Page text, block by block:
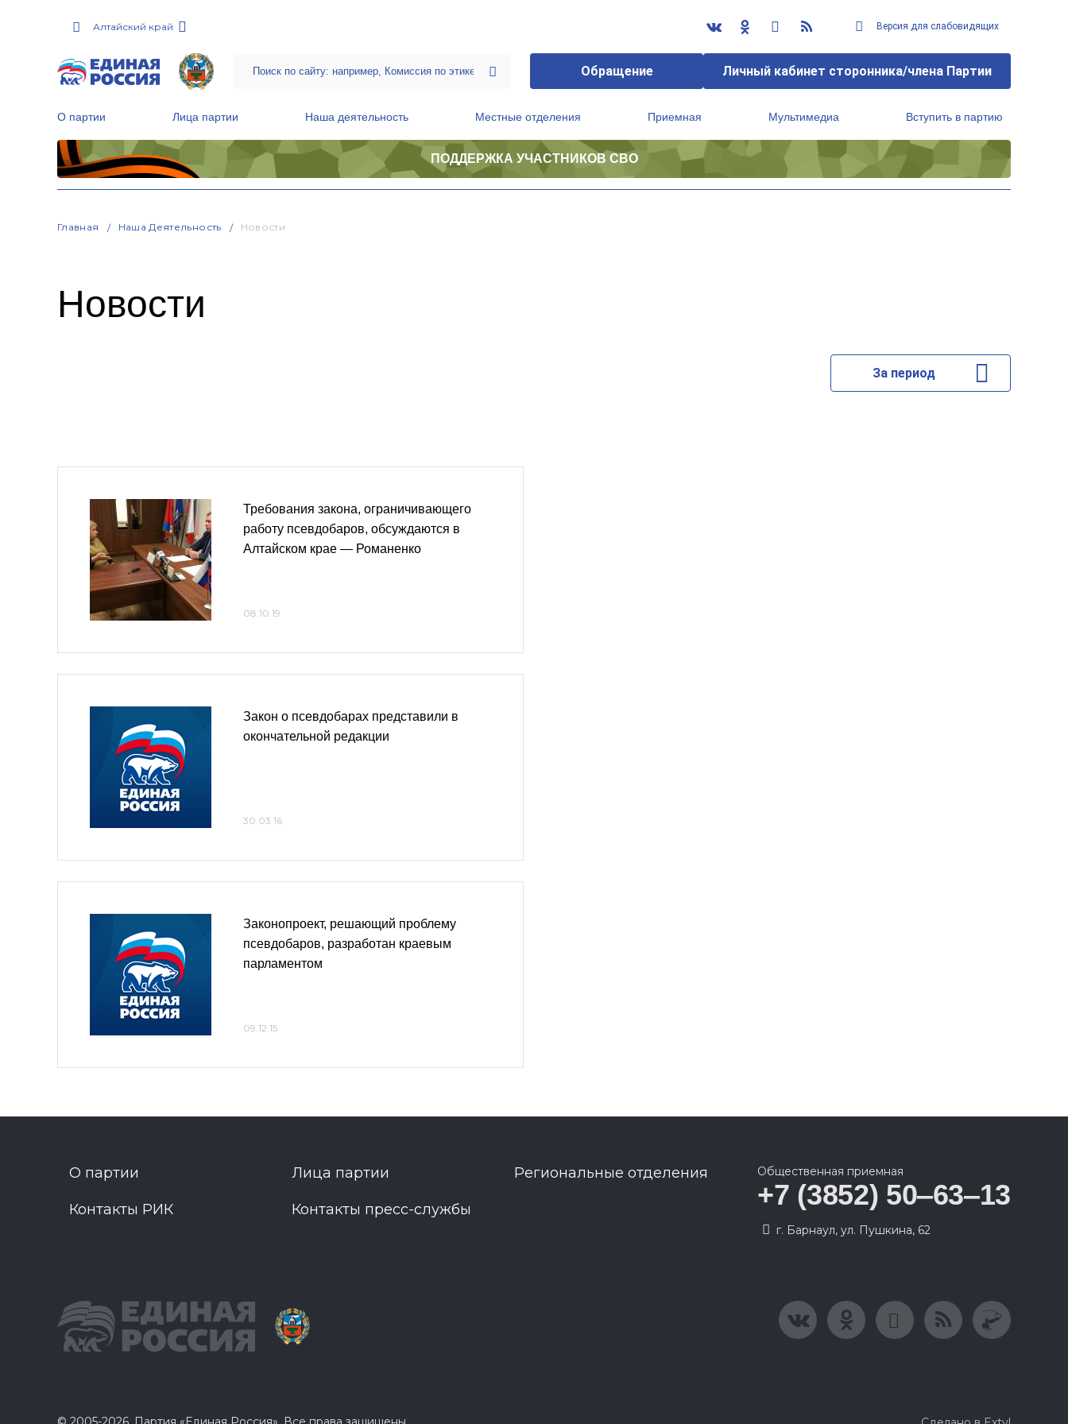
Алтайский край Версия для слабовидящих
Обращение Личный кабинет сторонника/члена Партии
О партии Лица партии Наша деятельность Местные отделения Приемная Мультимедиа Вступить в партию
ПОДДЕРЖКА УЧАСТНИКОВ СВО
Главная Наша Деятельность Новости
Новости
За период
Требования закона, ограничивающего
работу псевдобаров, обсуждаются в
Алтайском крае — Романенко
08.10.19
Закон о псевдобарах представили в
окончательной редакции
30.03.16
Законопроект, решающий проблему
псевдобаров, разработан краевым
парламентом
09.12.15
О партии Лица партии Региональные отделения
Контакты РИК Контакты пресс-службы
Общественная приемная
+7 (3852) 50‒63‒13
г. Барнаул, ул. Пушкина, 62